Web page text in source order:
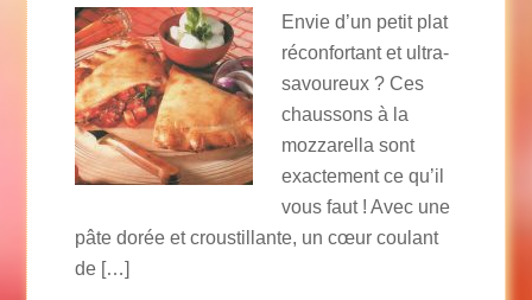
Envie d’un petit plat
réconfortant et ultra-
savoureux ? Ces
chaussons à la
mozzarella sont
exactement ce qu’il
vous faut ! Avec une
pâte dorée et croustillante, un cœur coulant
de […]